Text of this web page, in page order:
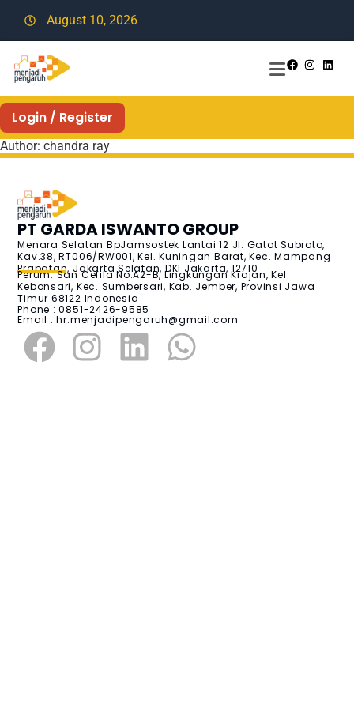
August 10, 2026
Login / Register
Author: chandra ray
PT GARDA ISWANTO GROUP
Menara Selatan BpJamsostek Lantai 12 Jl. Gatot Subroto,
Kav.38, RT006/RW001, Kel. Kuningan Barat, Kec. Mampang
Prapatan, Jakarta Selatan, DKI Jakarta, 12710
Perum. San Cefila No.A2-B, Lingkungan Krajan, Kel.
Kebonsari, Kec. Sumbersari, Kab. Jember, Provinsi Jawa
Timur 68122 Indonesia
Phone : 0851-2426-9585
Email :hr.menjadipengaruh@gmail.com